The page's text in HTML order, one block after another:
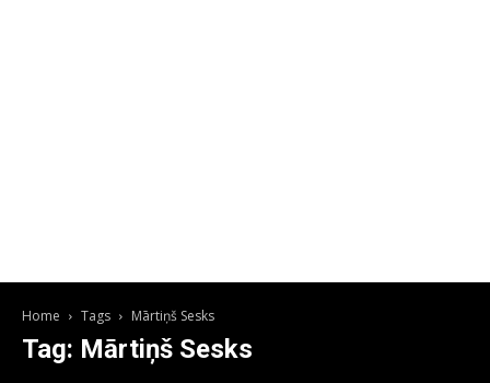
Home Tags Mārtiņš Sesks
Tag: Mārtiņš Sesks